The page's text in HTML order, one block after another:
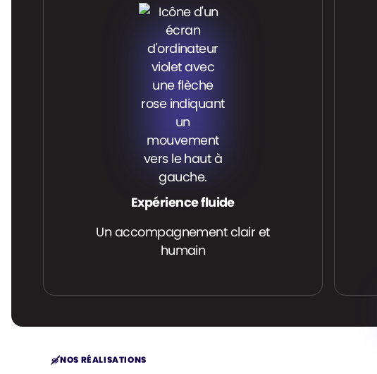
Expérience fluide
Un accompagnement clair et
humain
NOS RÉALISATIONS